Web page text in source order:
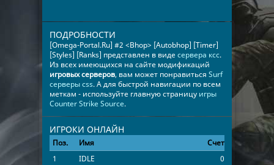
ПОДРОБНОСТИ
[Omega-Portal.Ru] #2 <Bhop> [Autobhop] [Timer]
[Styles] [Ranks] представлен в видесервера ксс.
Из всех имеющихся на сайте модификаций
игровых серверов, вам может понравиться Surf
серверы css. А для быстрой навигации по всем
меткам - используйте главную страницу игры
Counter Strike Source.
ИГРОКИ ОНЛАЙН
Поз. Имя Счет Время
1
IDLE 0